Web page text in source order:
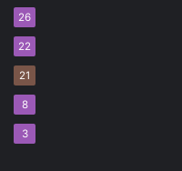
26
22
21
8
3